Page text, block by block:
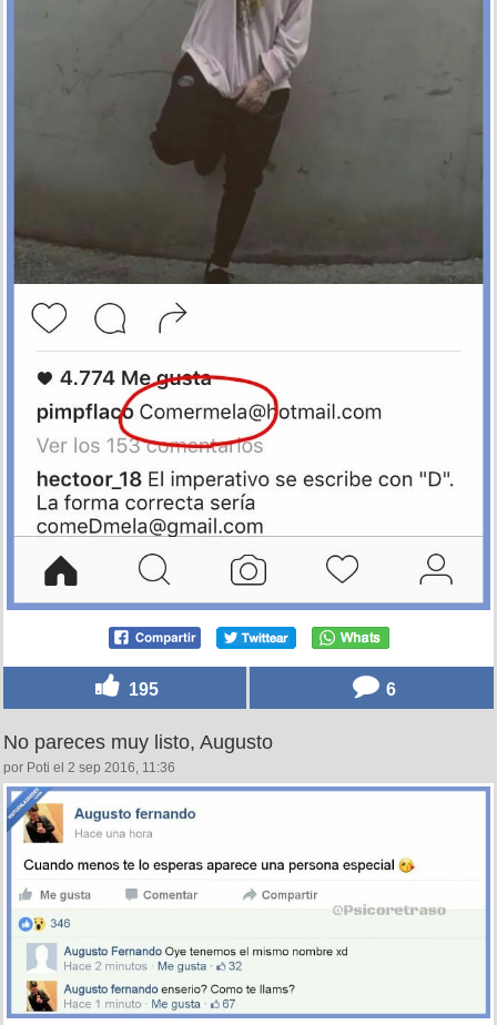
195 6
No pareces muy listo, Augusto
por Poti el 2 sep 2016, 11:36